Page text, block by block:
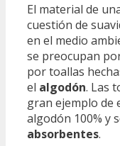
El material de
cuestión de
en el medio
se preocupan
por toallas
el algodón. Las
gran ejemplo de
algodón 100% y
absorbentes.